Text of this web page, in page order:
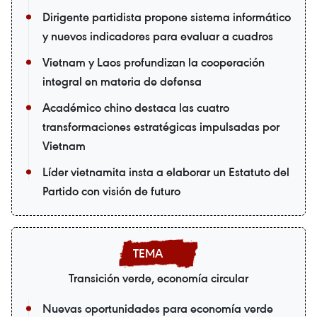
Dirigente partidista propone sistema informático
y nuevos indicadores para evaluar a cuadros
Vietnam y Laos profundizan la cooperación
integral en materia de defensa
Académico chino destaca las cuatro
transformaciones estratégicas impulsadas por
Vietnam
Líder vietnamita insta a elaborar un Estatuto del
Partido con visión de futuro
Transición verde, economía circular
Nuevas oportunidades para economía verde